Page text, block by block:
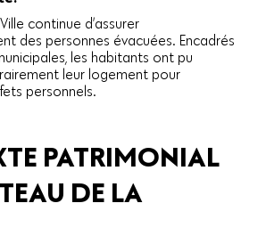
continue d’assurer
des personnes évacuées. Encadrés
les habitants ont pu
leur logement pour
personnels.
PATRIMONIAL
DE LA